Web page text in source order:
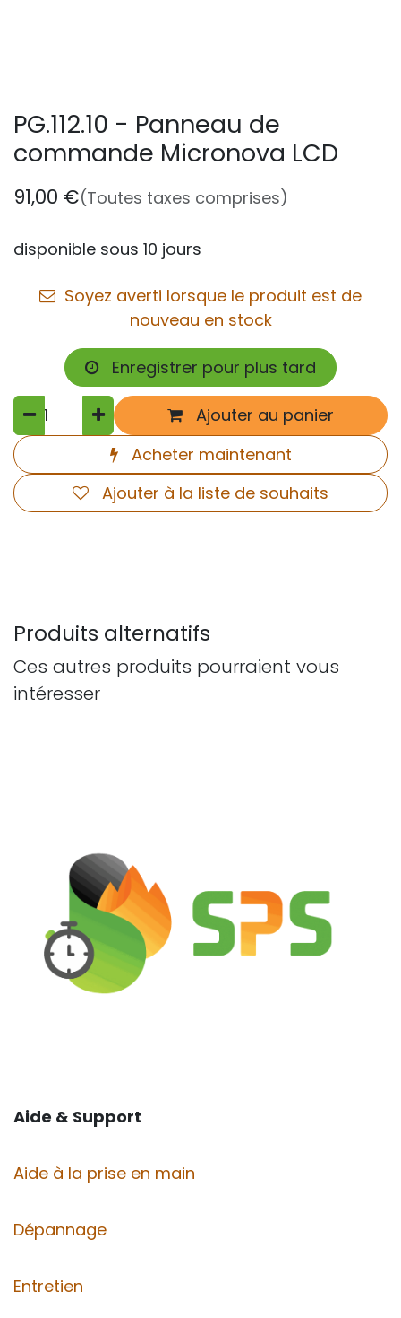
PG.112.10 - Panneau de
commande Micronova LCD
91,00 €(Toutes taxes comprises)
disponible sous 10 jours
Soyez averti lorsque le produit est de
nouveau en stock
Enregistrer pour plus tard
Ajouter au panier
Acheter maintenant
Ajouter à la liste de souhaits
Produits alternatifs
Ces autres produits pourraient vous
intéresser
Aide & Support
Aide à la prise en main
Dépannage
Entretien